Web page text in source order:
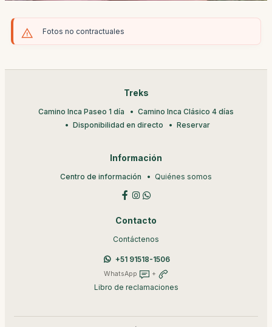
Fotos no contractuales
Treks
Camino Inca Paseo 1 día
Camino Inca Clásico 4 días
Disponibilidad en directo
Reservar
Información
Centro de información Quiénes somos
Contacto
Contáctenos
+51 91518-1506
WhatsApp +
Libro de reclamaciones